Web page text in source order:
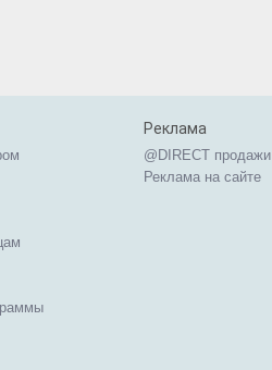
Реклама
@DIRECT продажи
Реклама на сайте